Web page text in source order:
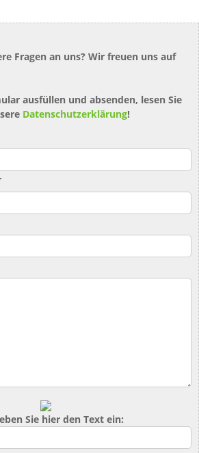
Fragen an uns? Wir freuen uns auf
ausfüllen und absenden, lesen Sie
Datenschutzerklärung!
Sie hier den Text ein: